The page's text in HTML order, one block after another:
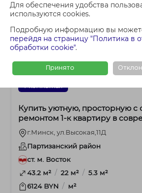
Для обеспечения удобства
используются cookies.
Подробную информацию вы
перейдя на страницу "Политика в
обработки cookie".
Принято
1-комнатная
Купить уютную, просторную с
ремонтом 1-к квартиру в
г.Минск, ул.Высокая,11Д
Партизанский район
ст. м. Восток
43.2 м² / 22 м² / 5.3 м²
6124 BYN / м²